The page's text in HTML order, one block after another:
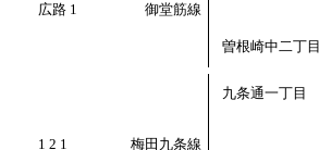
広路 1 御堂筋線
曽根崎中二丁目
1 2 1 梅田九条線
九条通一丁目